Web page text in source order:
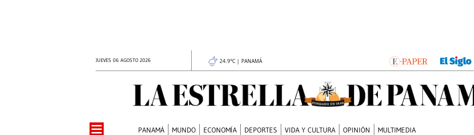
JUEVES 06 AGOSTO 2026 24.9°C | PANAMÁ
PANAMÁ MUNDO ECONOMÍA DEPORTES VIDA Y CULTURA OPINIÓN MULTIMEDIA